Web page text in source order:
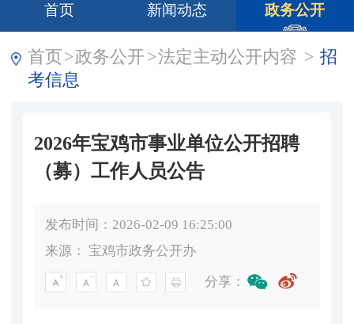
首页 新闻动态 政务公开
首页>政务公开 >法定主动公开内容 > 招
考信息
2026年宝鸡市事业单位公开招聘
（募）工作人员公告
发布时间：2026-02-09 16:25:00
来源： 宝鸡市政务公开办
分享：